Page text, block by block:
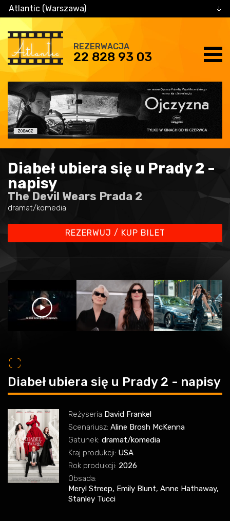
Atlantic (Warszawa)
REZERWACJA
22 828 93 03
Diabeł ubiera się u Prady 2 -
napisy
The Devil Wears Prada 2
dramat/komedia
REZERWUJ / KUP BILET
o
Diabeł ubiera się u Prady 2 - napisy
Reżyseria David Frankel
Scenariusz: Aline Brosh McKenna
Gatunek: dramat/komedia
Kraj produkcji: USA
Rok produkcji: 2026
Obsada:
Meryl Streep, Emily Blunt, Anne Hathaway,
Stanley Tucci